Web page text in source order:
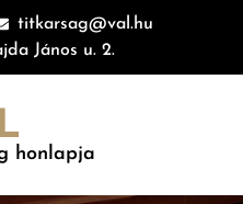
titkarsag@val.hu
János u. 2.
honlapja